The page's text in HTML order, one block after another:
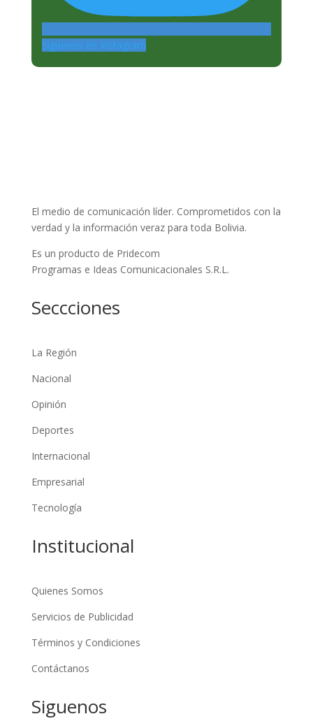
Siguenos en Instagram
El medio de comunicación líder. Comprometidos con la
verdad y la información veraz para toda Bolivia.
Es un producto de Pridecom
Programas e Ideas Comunicacionales S.R.L.
Seccciones
La Región
Nacional
Opinión
Deportes
Internacional
Empresarial
Tecnología
Institucional
Quienes Somos
Servicios de Publicidad
Términos y Condiciones
Contáctanos
Siguenos